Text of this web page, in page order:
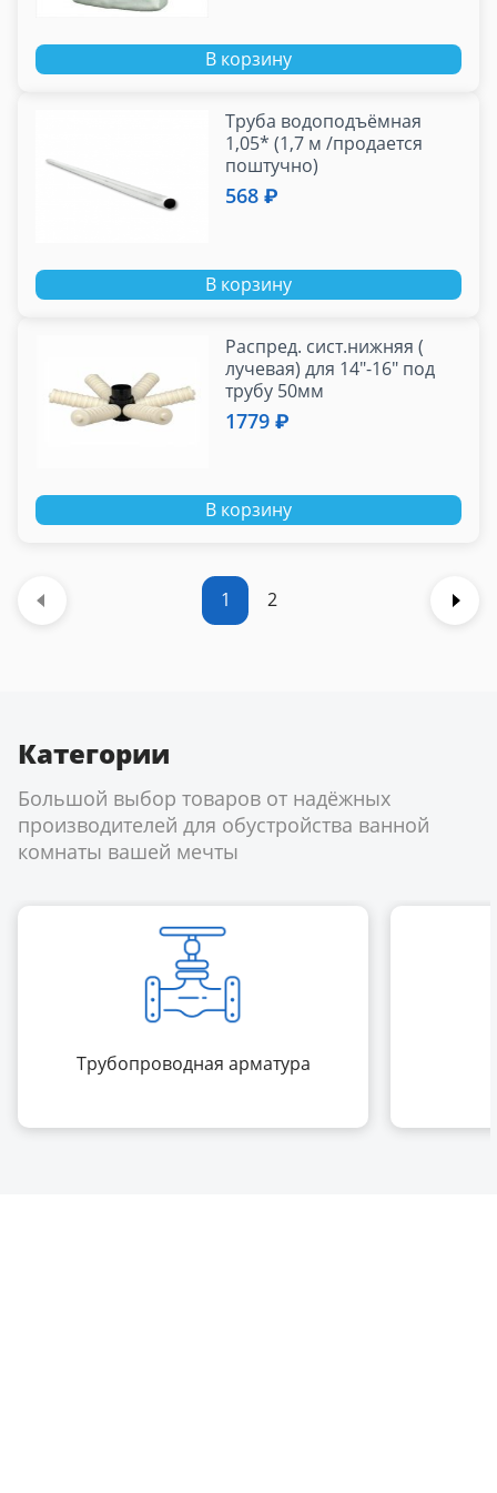
В корзину
Труба водоподъёмная
1,05* (1,7 м /продается
поштучно)
568 ₽
В корзину
Распред. сист.нижняя (
лучевая) для 14"-16" под
трубу 50мм
1779 ₽
В корзину
1 2
Категории
Большой выбор товаров от надёжных
производителей для обустройства ванной
комнаты вашей мечты
Трубопроводная арматура